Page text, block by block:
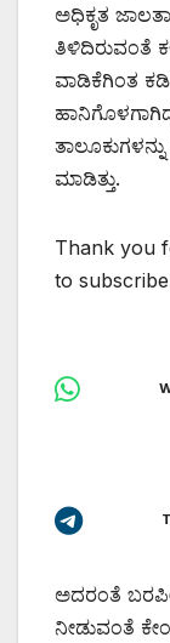
ಅಧಿಕೃತ
ತಿಳಿದಿರುವಂತೆ
ವಾಡಿಕೆಗಿಂತ
ಮಾಡಿತ್ತು.
Thank you
to
ಅದರಂತೆ
ನೀಡುವಂತೆ